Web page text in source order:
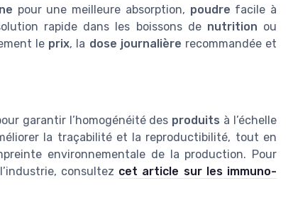
pour une meilleure absorption, poudre facile à
rapide dans les boissons de nutrition ou
le prix, la dose journalière recommandée et
garantir l’homogénéité des produits à l’échelle
la traçabilité et la reproductibilité, tout en
environnementale de la production. Pour
consultez cet article sur les immuno-